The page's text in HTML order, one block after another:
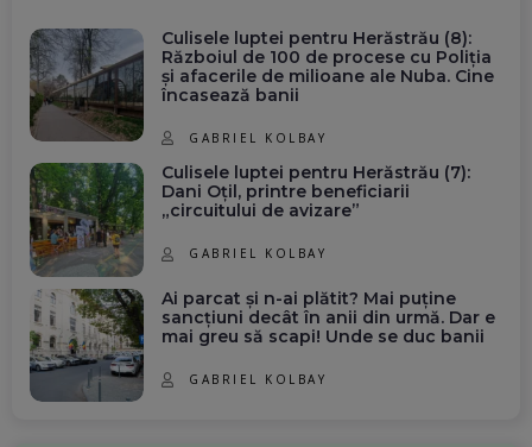
Culisele luptei pentru Herăstrău (8):
Războiul de 100 de procese cu Poliția
și afacerile de milioane ale Nuba. Cine
încasează banii
GABRIEL KOLBAY
Culisele luptei pentru Herăstrău (7):
Dani Oțil, printre beneficiarii
„circuitului de avizare”
GABRIEL KOLBAY
Ai parcat și n-ai plătit? Mai puține
sancțiuni decât în anii din urmă. Dar e
mai greu să scapi! Unde se duc banii
GABRIEL KOLBAY